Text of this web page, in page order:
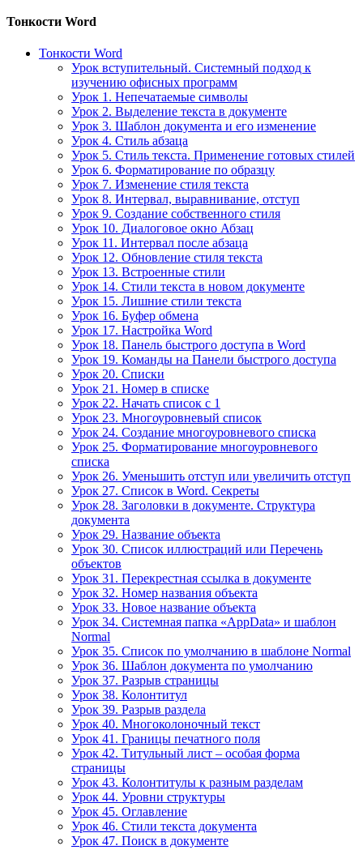
Тонкости Word
Тонкости Word
Урок вступительный. Системный подход к
изучению офисных программ
Урок 1. Непечатаемые символы
Урок 2. Выделение текста в документе
Урок 3. Шаблон документа и его изменение
Урок 4. Стиль абзаца
Урок 5. Стиль текста. Применение готовых стилей
Урок 6. Форматирование по образцу
Урок 7. Изменение стиля текста
Урок 8. Интервал, выравнивание, отступ
Урок 9. Создание собственного стиля
Урок 10. Диалоговое окно Абзац
Урок 11. Интервал после абзаца
Урок 12. Обновление стиля текста
Урок 13. Встроенные стили
Урок 14. Стили текста в новом документе
Урок 15. Лишние стили текста
Урок 16. Буфер обмена
Урок 17. Настройка Word
Урок 18. Панель быстрого доступа в Word
Урок 19. Команды на Панели быстрого доступа
Урок 20. Списки
Урок 21. Номер в списке
Урок 22. Начать список с 1
Урок 23. Многоуровневый список
Урок 24. Создание многоуровневого списка
Урок 25. Форматирование многоуровневого
списка
Урок 26. Уменьшить отступ или увеличить отступ
Урок 27. Список в Word. Секреты
Урок 28. Заголовки в документе. Структура
документа
Урок 29. Название объекта
Урок 30. Список иллюстраций или Перечень
объектов
Урок 31. Перекрестная ссылка в документе
Урок 32. Номер названия объекта
Урок 33. Новое название объекта
Урок 34. Системная папка «AppData» и шаблон
Normal
Урок 35. Список по умолчанию в шаблоне Normal
Урок 36. Шаблон документа по умолчанию
Урок 37. Разрыв страницы
Урок 38. Колонтитул
Урок 39. Разрыв раздела
Урок 40. Многоколоночный текст
Урок 41. Границы печатного поля
Урок 42. Титульный лист – особая форма
страницы
Урок 43. Колонтитулы к разным разделам
Урок 44. Уровни структуры
Урок 45. Оглавление
Урок 46. Стили текста документа
Урок 47. Поиск в документе